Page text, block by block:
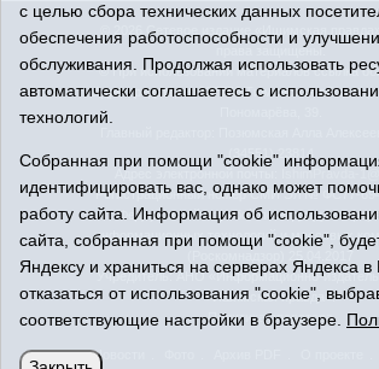
© 2026 Сетевое издание «Ишимская
права защищены.
© При использовании материалов ссылка
Адрес редакции: 627750 Тюменская область,
(34551) 23814
Адрес электронной почты:
IshimPravda-
Регистрационный номер СМИ Эл № ФС77-
Федеральной службой по надзору в
информационных технологий и массовых
Учредитель: АНО «Информационно-
«Ишимская правда».
Политика оператора
Новости
с целью сбора технических данных
обеспечения работоспособности и
обслуживания. Продолжая использовать
автоматически соглашаетесь с
технологий.
Собранная при помощи "cookie"
идентифицировать вас, однако может
работу сайта. Информация об
сайта, собранная при помощи "cookie",
Яндексу и храниться на серверах Яндекса
отказаться от использования "cookie",
соответствующие настройки в браузере.